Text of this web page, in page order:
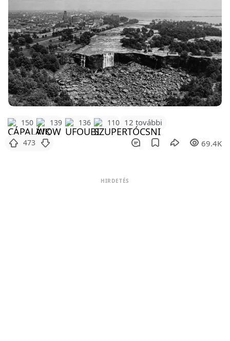
150 139 136 110 12 további
473 69.4K
HIRDETÉS